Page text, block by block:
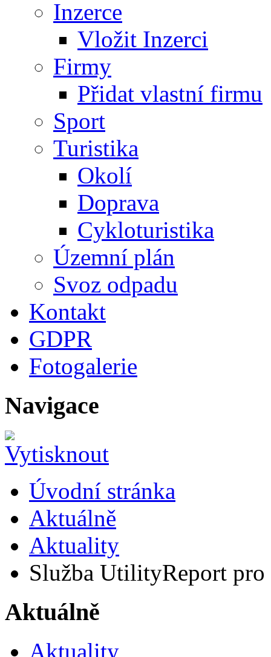
Inzerce
Vložit Inzerci
Firmy
Přidat vlastní firmu
Sport
Turistika
Okolí
Doprava
Cykloturistika
Územní plán
Svoz odpadu
Kontakt
GDPR
Fotogalerie
Navigace
Úvodní stránka
Aktuálně
Aktuality
Služba UtilityReport
Aktuálně
Aktuality